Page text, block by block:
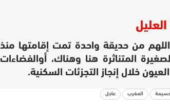
من حديقة واحدة تمت إقامتها منذ
الصغيرة المتناثرة هنا وهناك، أوالفضاءات
خلال إنجاز التجزئات السكنية.
المغرب عاجل